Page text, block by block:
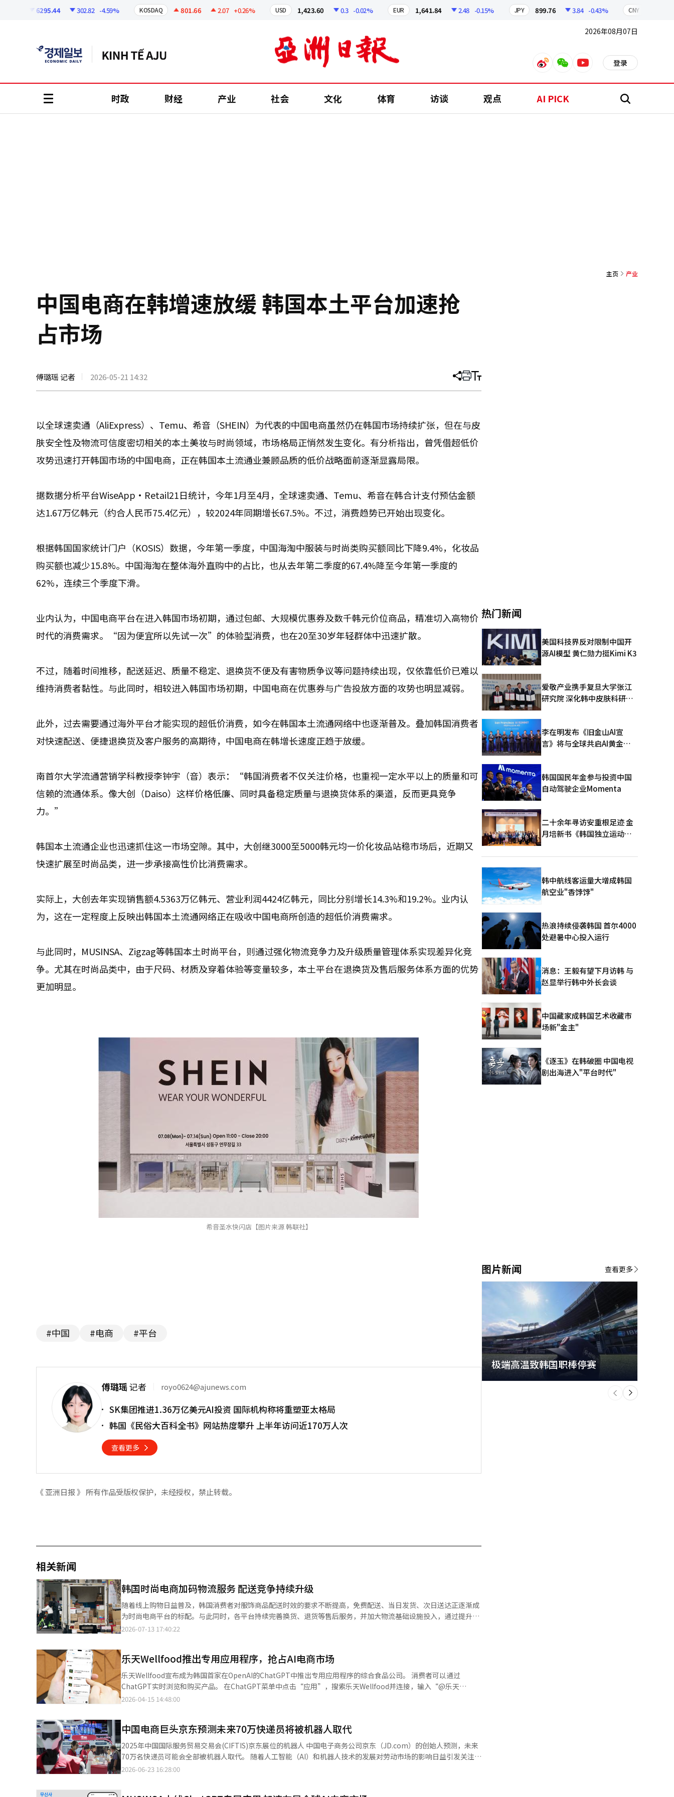
6295.44 302.82 -4.59% KOSDAQ 801.66 2.07 +0.26% USD 1,423.60 0.3 -0.02% EUR 1,641.84 2.48 -0.15% JPY 899.76 3.84 -0.43% CNY 210.96
2026年08月07日
weiboweixinyoutube 登录
时政 财经 产业 社会 文化 体育 访谈 观点 AI PICK 搜
主页 产业
中国电商在韩增速放缓 韩国本土平台加速抢
占市场
傅璐瑶 记者 2026-05-21 14:32 分
文
打 调
大
以全球速卖通（AliExpress）、Temu、希音（SHEIN）为代表的中国电商虽然仍在韩国市场持续扩张，但在与皮
肤安全性及物流可信度密切相关的本土美妆与时尚领域，市场格局正悄然发生变化。有分析指出，曾凭借超低价
攻势迅速打开韩国市场的中国电商，正在韩国本土流通业兼顾品质的低价战略面前逐渐显露局限。
据数据分析平台WiseApp·Retail21日统计，今年1月至4月，全球速卖通、Temu、希音在韩合计支付预估金额
达1.67万亿韩元（约合人民币75.4亿元），较2024年同期增长67.5%。不过，消费趋势已开始出现变化。
根据韩国国家统计门户（KOSIS）数据，今年第一季度，中国海淘中服装与时尚类购买额同比下降9.4%，化妆品
购买额也减少15.8%。中国海淘在整体海外直购中的占比，也从去年第二季度的67.4%降至今年第一季度的
62%，连续三个季度下滑。
业内认为，中国电商平台在进入韩国市场初期，通过包邮、大规模优惠券及数千韩元价位商品，精准切入高物价
时代的消费需求。“因为便宜所以先试一次”的体验型消费，也在20至30岁年轻群体中迅速扩散。
不过，随着时间推移，配送延迟、质量不稳定、退换货不便及有害物质争议等问题持续出现，仅依靠低价已难以
维持消费者黏性。与此同时，相较进入韩国市场初期，中国电商在优惠券与广告投放方面的攻势也明显减弱。
此外，过去需要通过海外平台才能实现的超低价消费，如今在韩国本土流通网络中也逐渐普及。叠加韩国消费者
对快速配送、便捷退换货及客户服务的高期待，中国电商在韩增长速度正趋于放缓。
南首尔大学流通营销学科教授李钟宇（音）表示：“韩国消费者不仅关注价格，也重视一定水平以上的质量和可
信赖的流通体系。像大创（Daiso）这样价格低廉、同时具备稳定质量与退换货体系的渠道，反而更具竞争
力。”
韩国本土流通企业也迅速抓住这一市场空隙。其中，大创继3000至5000韩元均一价化妆品站稳市场后，近期又
快速扩展至时尚品类，进一步承接高性价比消费需求。
实际上，大创去年实现销售额4.5363万亿韩元、营业利润4424亿韩元，同比分别增长14.3%和19.2%。业内认
为，这在一定程度上反映出韩国本土流通网络正在吸收中国电商所创造的超低价消费需求。
与此同时，MUSINSA、Zigzag等韩国本土时尚平台，则通过强化物流竞争力及升级质量管理体系实现差异化竞
争。尤其在时尚品类中，由于尺码、材质及穿着体验等变量较多，本土平台在退换货及售后服务体系方面的优势
更加明显。
希音圣水快闪店【图片来源 韩联社】
#中国 #电商 #平台
傅璐瑶记者 royo0624@ajunews.com
SK集团推进1.36万亿美元AI投资 国际机构称将重塑亚太格局
韩国《民俗大百科全书》网站热度攀升 上半年访问近170万人次
查看更多
《 亚洲日报 》 所有作品受版权保护，未经授权，禁止转载。
相关新闻
韩国时尚电商加码物流服务 配送竞争持续升级
随着线上购物日益普及，韩国消费者对服饰商品配送时效的要求不断提高，免费配送、当日发货、次日送达正逐渐成
为时尚电商平台的标配。与此同时，各平台持续完善换货、退货等售后服务，并加大物流基础设施投入，通过提升配
送效率增强用户黏性。 据韩国流通业13日消息，业内普遍认为，物流配送能力已成为时尚电商平台竞争力的重要组
留。试运营期间，平台平均换货时间缩短至3.5天，较今年1月缩短约22%；换货服务使用量增长超过3倍，用户流失
率下降约70%。 另一家时尚平台ABLY也于上月上线到货保障服务，消费者在工作日午夜前下单即可于次日收到商
品。同时，公司新增约7800坪（约2.58万平方米）物流中心，进一步提升配送能力，为平台商家提供物流支持。 此
外，W Concept持续扩大当日发货商品规模，目前相关商品已增至约8万件，占整体订单约30%。MUSINA则通过引
入智能物流机器人提升仓储效率，并持续运营免费配送、当日发货服务，目前按时送达率保持在98%以上。 业内人
下，快速配送和完善的物流体系正成为韩国时尚电商平台竞争的新焦点。 首尔市内一处快递分拨中心 【图片来源 韩
联社】
2026-07-13 17:40:22
乐天Wellfood推出专用应用程序，抢占AI电商市场
乐天Wellfood宣布成为韩国首家在OpenAI的ChatGPT中推出专用应用程序的综合食品公司。 消费者可以通过
ChatGPT实时浏览和购买产品。 在ChatGPT菜单中点击“应用”，搜索乐天Wellfood并连接，输入“@乐天
Wellfood”即可调用应用。 用户可以输入“推荐热门零食”或“适合儿童的饮料”等请求，应用将根据需求推荐产
2026-04-15 14:48:00
中国电商巨头京东预测未来70万快递员将被机器人取代
2025年中国国际服务贸易交易会(CIFTIS)京东展位的机器人 中国电子商务公司京东（JD.com）的创始人预测，未来
70万名快递员可能会全部被机器人取代。 随着人工智能（AI）和机器人技术的发展对劳动市场的影响日益引发关注，
京东也提出了通过大规模再培训将现有配送人员转型为技术岗位的计划。 据6月23日《联合新闻》报道，香港《星岛
2026-06-23 16:28:00
热门新闻
美国科技界反对限制中国开
源AI模型 黄仁勋力挺Kimi K3
爱敬产业携手复旦大学张江
研究院 深化韩中皮肤科研合
李在明发布《旧金山AI宣
言》将与全球共启AI黄金时
韩国国民年金参与投资中国
自动驾驶企业Momenta
二十余年寻访安重根足迹 金
月培新书《韩国独立运动圣
版
韩中航线客运量大增成韩国
航空业"香饽饽"
热浪持续侵袭韩国 首尔4000
处避暑中心投入运行
消息：王毅有望下月访韩 与
赵显举行韩中外长会谈
中国藏家成韩国艺术收藏市
场新"金主"
《逐玉》在韩破圈 中国电视
剧出海进入"平台时代"
图片新闻
极端高温致韩国职棒停赛
下
一
个
查看更多